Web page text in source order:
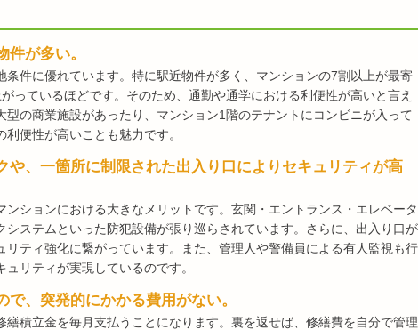
が多い。
条件に優れています。特に駅近物件が多く、マンションの7割以上が最寄
っているほどです。そのため、通勤や通学における利便性が高いと言え
の商業施設があったり、マンション1階のテナントにコンビニが入って
便性が高いことも魅力です。
や、一箇所に制限された出入り口によりセキュリティが高
ションにおける大きなメリットです。玄関・エントランス・エレベータ
システムといった防犯設備が張り巡らされています。さらに、出入り口が
ティ強化に繋がっています。また、管理人や警備員による有人監視も行
リティが実現しているのです。
、突発的にかかる費用がない。
積立金を毎月支払うことになります。裏を返せば、修繕費を自分で管理